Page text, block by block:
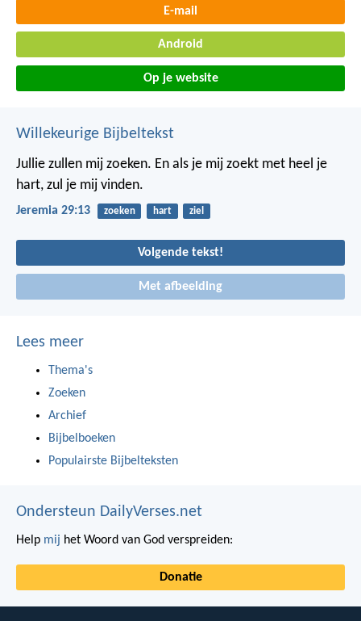
E-mail
Android
Op je website
Willekeurige Bijbeltekst
Jullie zullen mij zoeken. En als je mij zoekt met heel je
hart, zul je mij vinden.
Jeremia 29:13 zoeken hart ziel
Volgende tekst!
Met afbeelding
Lees meer
Thema's
Zoeken
Archief
Bijbelboeken
Populairste Bijbelteksten
Ondersteun DailyVerses.net
Help mij het Woord van God verspreiden:
Donatie